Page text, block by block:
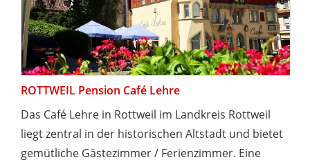
ROTTWEIL Pension Café Lehre
Das Café Lehre in Rottweil im Landkreis Rottweil
liegt zentral in der historischen Altstadt und bietet
gemütliche Gästezimmer / Ferienzimmer. Eine